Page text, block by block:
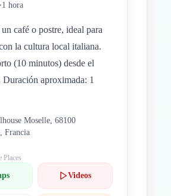
•1 hora
café o postre, ideal para
la cultura local italiana.
(10 minutos) desde el
Duración aproximada: 1
Moselle, 68100
Francia
Places
Videos